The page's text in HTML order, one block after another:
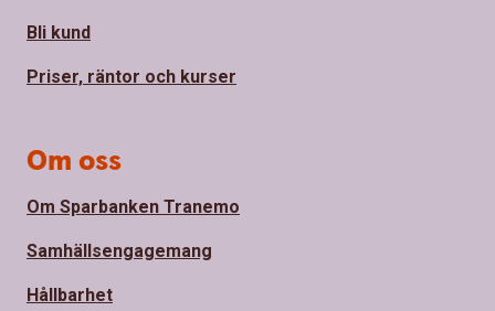
Bli kund
Priser, räntor och kurser
Om oss
Om Sparbanken Tranemo
Samhällsengagemang
Hållbarhet